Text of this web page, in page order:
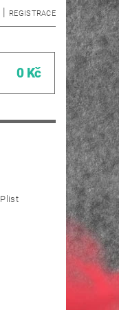
| REGISTRACE
0 Kč